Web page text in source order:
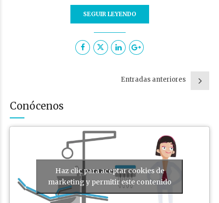
SEGUIR LEYENDO
Entradas anteriores
Conócenos
Haz clic para aceptar cookies de
marketing y permitir este contenido